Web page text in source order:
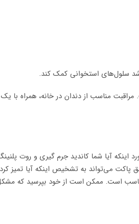
سلول‌های استخوانی کمک کند.
مناسب از دندان در خانه، همراه با
آیا شما کاندید جرم گیری و روت
پاکت می‌تواند به تشخیص اینکه آیا تمیز
است. ممکن است از خود بپرسید که